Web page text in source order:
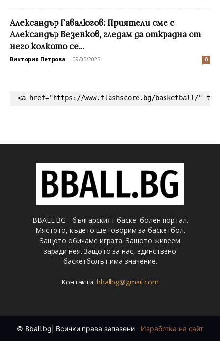
Александър Гавалюгов: Приятели сме с
Александър Везенков, гледам да открадна от
него колкото се...
Виктория Петрова - 09/05/2025 0
<a href="https://www.flashscore.bg/basketball/"
BBALL.BG - българският баскетболен портал.
Мястото, където ще говорим за баскетбол.
Защото обичаме играта. Защото живеем
заради нея. Защото за нас, единствено
баскетболът има значение.
Контакти: bballbg@gmail.com
© Bball.bg| Всички права запазени Изработка на сайт